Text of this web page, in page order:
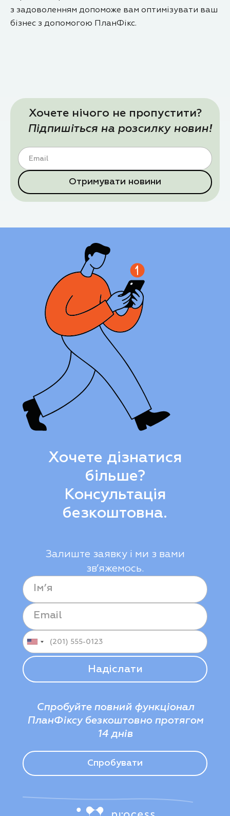
з задоволенням допоможе вам оптимізувати ваш
бізнес з допомогою ПланФікс.
Хочете нічого не пропустити?
Підпишіться на розсилку новин!
Хочете дізнатися
більше?
Консультація
безкоштовна.
Залиште заявку і ми з вами
зв’яжемось.
Спробуйте повний функціонал
ПланФіксу безкоштовно протягом
14 днів
Спробувати